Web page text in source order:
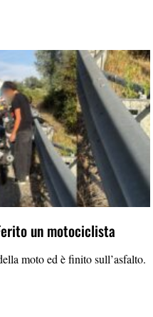
un motociclista
moto ed è finito sull’asfalto.